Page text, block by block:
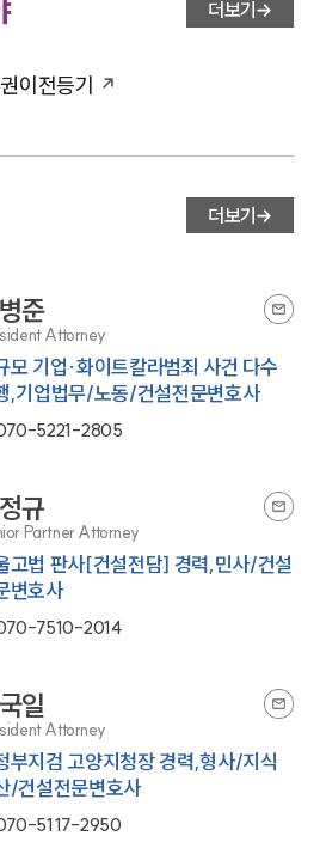
더보기
이전등기
더보기
준
Attorney
모 기업·화이트칼라범죄 사건 다수
,기업법무/노동/건설전문변호사
5221-2805
규
Partner Attorney
고법 판사[건설전담] 경력,민사/건설
변호사
7510-2014
일
Attorney
부지검 고양지청장 경력,형사/지식
/건설전문변호사
5117-2950